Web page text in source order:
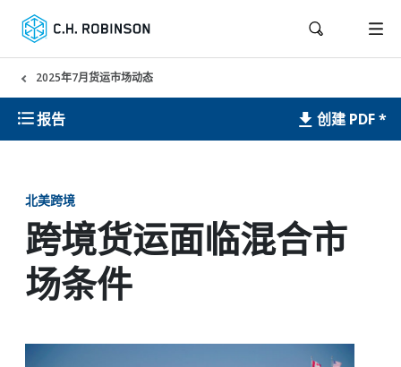
2025年7月货运市场动态
报告 创建 PDF *
北美跨境
跨境货运面临混合市
场条件